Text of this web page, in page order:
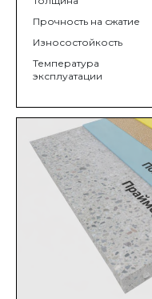
Прочность на сжатие
Износостойкость
Температура
эксплуатации